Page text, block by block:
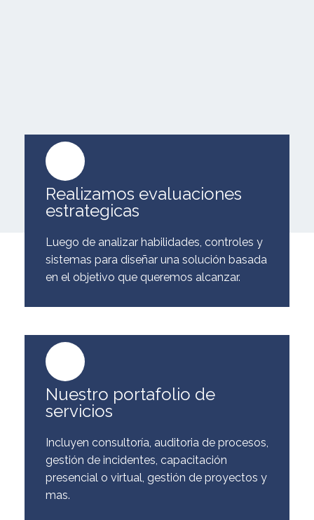
Realizamos evaluaciones
estrategicas
Luego de analizar habilidades, controles y
sistemas para diseñar una solución basada
en el objetivo que queremos alcanzar.
Nuestro portafolio de
servicios
Incluyen consultoría, auditoria de procesos,
gestión de incidentes, capacitación
presencial o virtual, gestión de proyectos y
mas.